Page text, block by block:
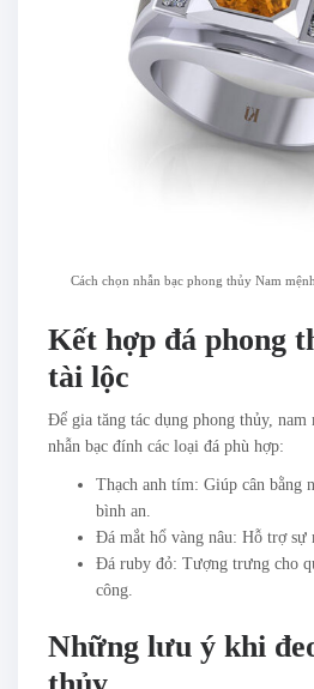
Cách chọn nhẫn bạc phong thủy Nam
Kết hợp đá phong
tài lộc
Để gia tăng tác dụng phong thủy, nam
nhẫn bạc đính các loại đá phù hợp:
Thạch anh tím: Giúp cân bằng
bình an.
Đá mắt hổ vàng nâu: Hỗ trợ sự
Đá ruby đỏ: Tượng trưng cho
công.
Những lưu ý khi